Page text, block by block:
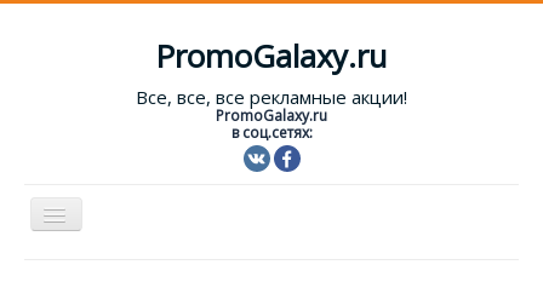
PromoGalaxy.ru
Все, все, все рекламные акции!
PromoGalaxy.ru
в соц.сетях:
Включить/